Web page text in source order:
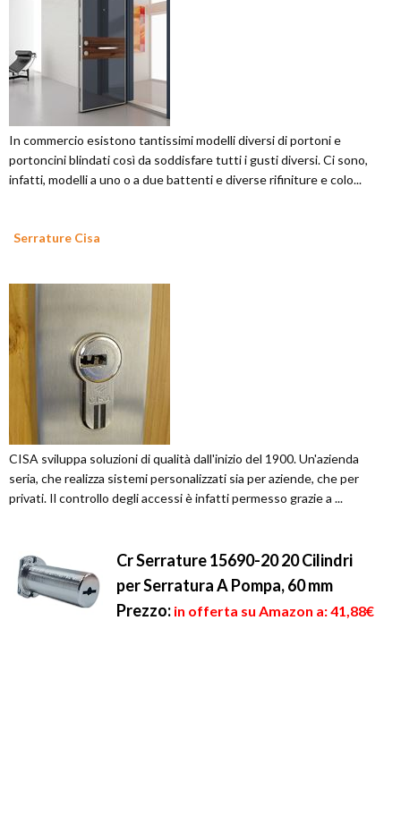
In commercio esistono tantissimi modelli diversi di portoni e
portoncini blindati così da soddisfare tutti i gusti diversi. Ci sono,
infatti, modelli a uno o a due battenti e diverse rifiniture e colo...
Serrature Cisa
CISA sviluppa soluzioni di qualità dall'inizio del 1900. Un'azienda
seria, che realizza sistemi personalizzati sia per aziende, che per
privati. Il controllo degli accessi è infatti permesso grazie a ...
Cr Serrature 15690-20 20 Cilindri
per Serratura A Pompa, 60 mm
Prezzo: in offerta su Amazon a: 41,88€